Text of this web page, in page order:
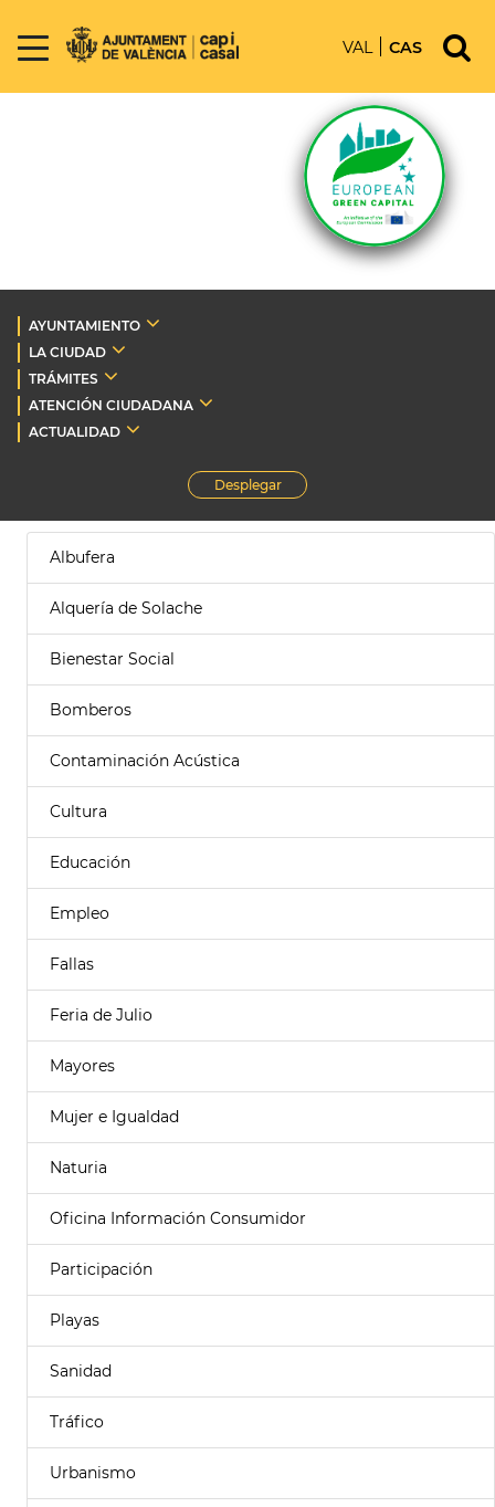
VAL CAS
AYUNTAMIENTO
LA CIUDAD
TRÁMITES
ATENCIÓN CIUDADANA
ACTUALIDAD
Desplegar
Albufera
Alquería de Solache
Bienestar Social
Bomberos
Contaminación Acústica
Cultura
Educación
Empleo
Fallas
Feria de Julio
Mayores
Mujer e Igualdad
Naturia
Oficina Información Consumidor
Participación
Playas
Sanidad
Tráfico
Urbanismo